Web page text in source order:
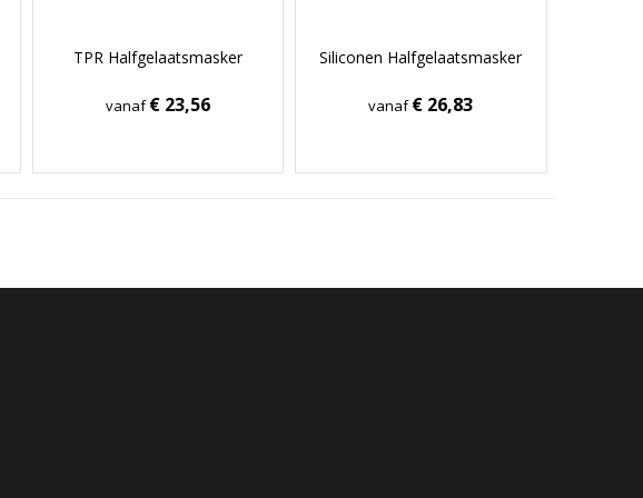
TPR Halfgelaatsmasker
vanaf€ 23,56
Siliconen Halfgelaatsmasker
vanaf€ 26,83